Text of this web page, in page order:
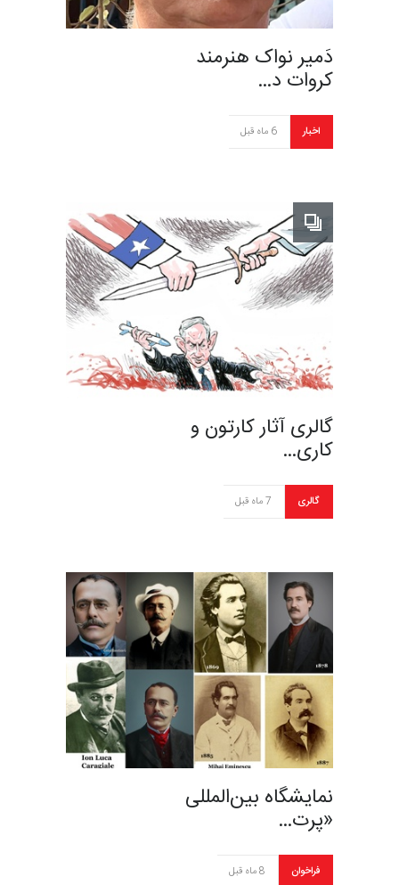
دَمیر نواک هنرمند
کروات د…
اخبار 6 ماه قبل
گالری آثار کارتون و
کاری…
گالری 7 ماه قبل
نمایشگاه بین‌المللی
«پرت…
فراخوان 8 ماه قبل